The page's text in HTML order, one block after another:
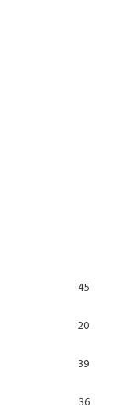
45
20
39
36